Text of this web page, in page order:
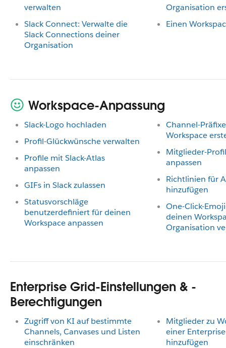
verwalten
Slack Connect: Verwalte die
Slack Connections deiner
Organisation
Organisation
Einen
Workspace-Anpassung
Slack-Logo hochladen
Profil-Glückwünsche verwalten
Profile mit Slack-Atlas
anpassen
GIFs in Slack zulassen
Statusvorschläge
benutzerdefiniert für deinen
Workspace anpassen
Channel-
Workspace
Mitglieder-
anpassen
Richtlinien für
hinzufügen
One-Click-
deinen
Organisation
Enterprise Grid-Einstellungen & -
Berechtigungen
Zugriff von KI auf bestimmte
Channels, Canvases und Listen
einschränken
Mitglieder zu
einer
hinzufügen